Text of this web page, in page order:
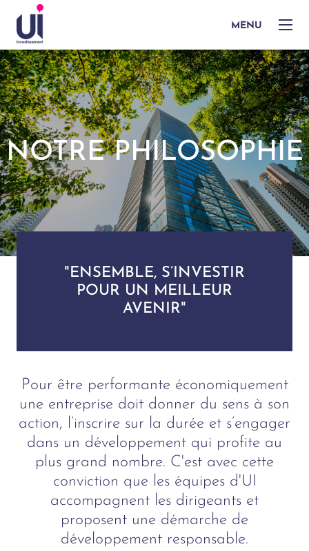
MENU
NOTRE PHILOSOPHIE
"ENSEMBLE, S’INVESTIR
POUR UN MEILLEUR
AVENIR"
Pour être performante économiquement
une entreprise doit donner du sens à son
action, l’inscrire sur la durée et s’engager
dans un développement qui profite au
plus grand nombre. C'est avec cette
conviction que les équipes d'UI
accompagnent les dirigeants et
proposent une démarche de
développement responsable.